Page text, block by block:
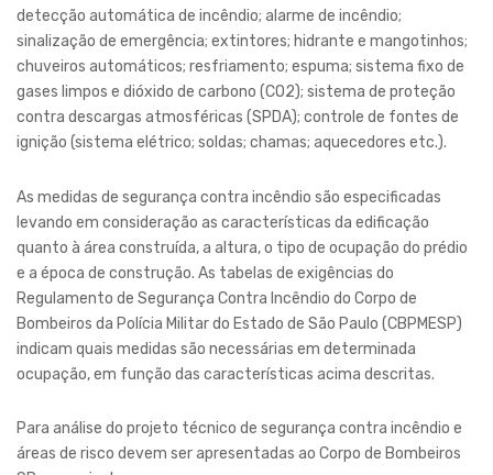
detecção automática de incêndio; alarme de incêndio;
sinalização de emergência; extintores; hidrante e mangotinhos;
chuveiros automáticos; resfriamento; espuma; sistema fixo de
gases limpos e dióxido de carbono (CO2); sistema de proteção
contra descargas atmosféricas (SPDA); controle de fontes de
ignição (sistema elétrico; soldas; chamas; aquecedores etc.).
As medidas de segurança contra incêndio são especificadas
levando em consideração as características da edificação
quanto à área construída, a altura, o tipo de ocupação do prédio
e a época de construção. As tabelas de exigências do
Regulamento de Segurança Contra Incêndio do Corpo de
Bombeiros da Polícia Militar do Estado de São Paulo (CBPMESP)
indicam quais medidas são necessárias em determinada
ocupação, em função das características acima descritas.
Para análise do projeto técnico de segurança contra incêndio e
áreas de risco devem ser apresentadas ao Corpo de Bombeiros